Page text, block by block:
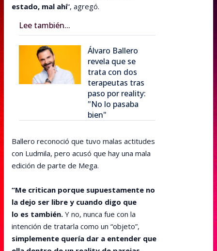
estado, mal ahí“, agregó.
Lee también...
Álvaro Ballero
revela que se
trata con dos
terapeutas tras
paso por reality:
"No lo pasaba
bien"
Ballero reconoció que tuvo malas actitudes
con Ludmila, pero acusó que hay una mala
edición de parte de Mega.
“Me critican porque supuestamente no
la dejo ser libre y cuando digo que
lo es también. Y no, nunca fue con la
intención de tratarla como un “objeto”,
simplemente quería dar a entender que